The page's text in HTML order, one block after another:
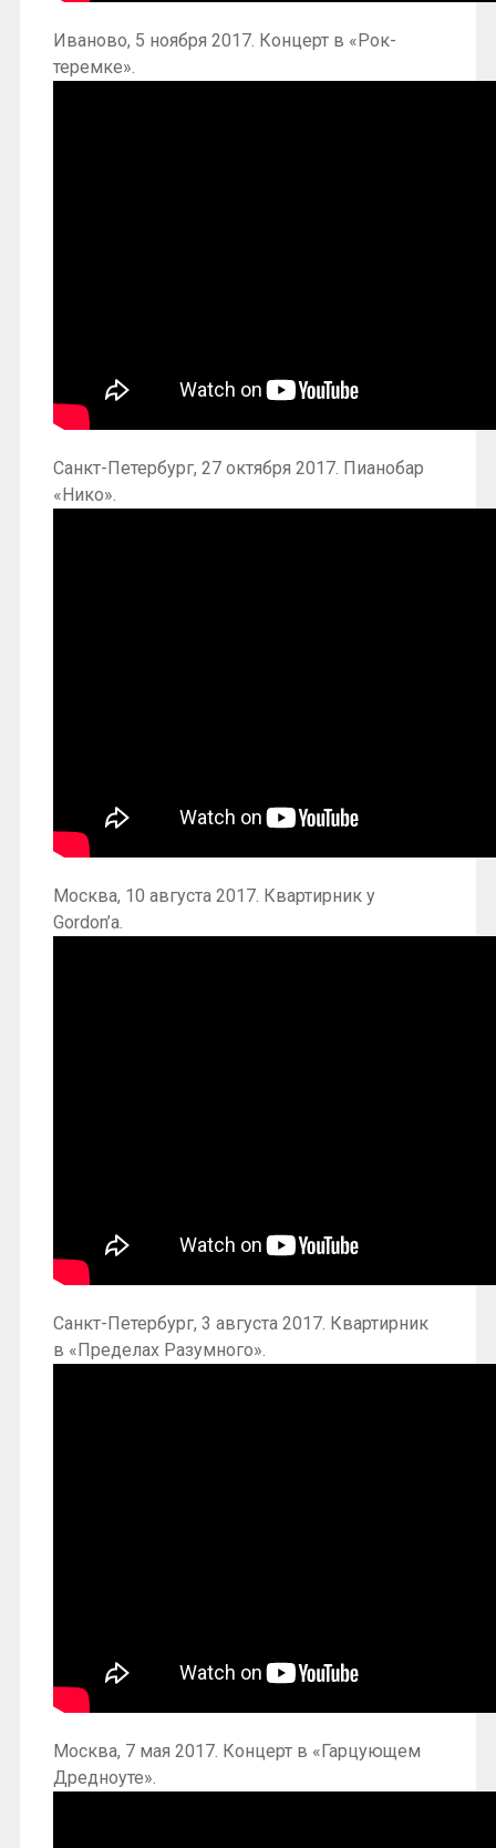
Иваново, 5 ноября 2017. Концерт в «Рок-
теремке».
Санкт-Петербург, 27 октября 2017. Пианобар
«Нико».
Москва, 10 августа 2017. Квартирник у
Gordon’a.
Санкт-Петербург, 3 августа 2017. Квартирник
в «Пределах Разумного».
Москва, 7 мая 2017. Концерт в «Гарцующем
Дредноуте».